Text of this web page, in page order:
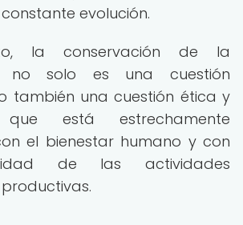
evolución.
la conservación de la
no solo es una cuestión
también una cuestión ética y
está estrechamente
el bienestar humano y con
de las actividades